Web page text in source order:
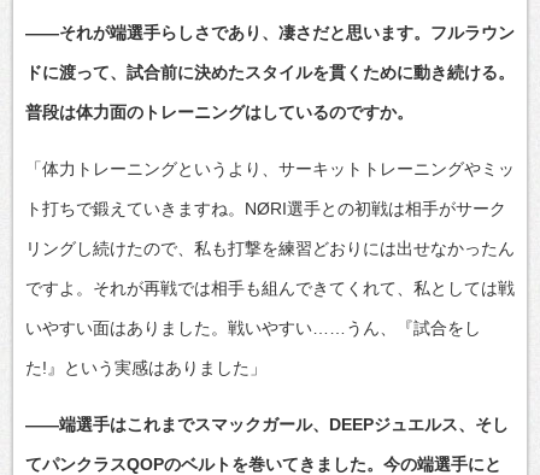
――それが端選手らしさであり、凄さだと思います。フルラウン
ドに渡って、試合前に決めたスタイルを貫くために動き続ける。
普段は体力面のトレーニングはしているのですか。
「体力トレーニングというより、サーキットトレーニングやミッ
ト打ちで鍛えていきますね。NØRI選手との初戦は相手がサーク
リングし続けたので、私も打撃を練習どおりには出せなかったん
ですよ。それが再戦では相手も組んできてくれて、私としては戦
いやすい面はありました。戦いやすい……うん、『試合をし
た!』という実感はありました」
――端選手はこれまでスマックガール、DEEPジュエルス、そし
てパンクラスQOPのベルトを巻いてきました。今の端選手にと